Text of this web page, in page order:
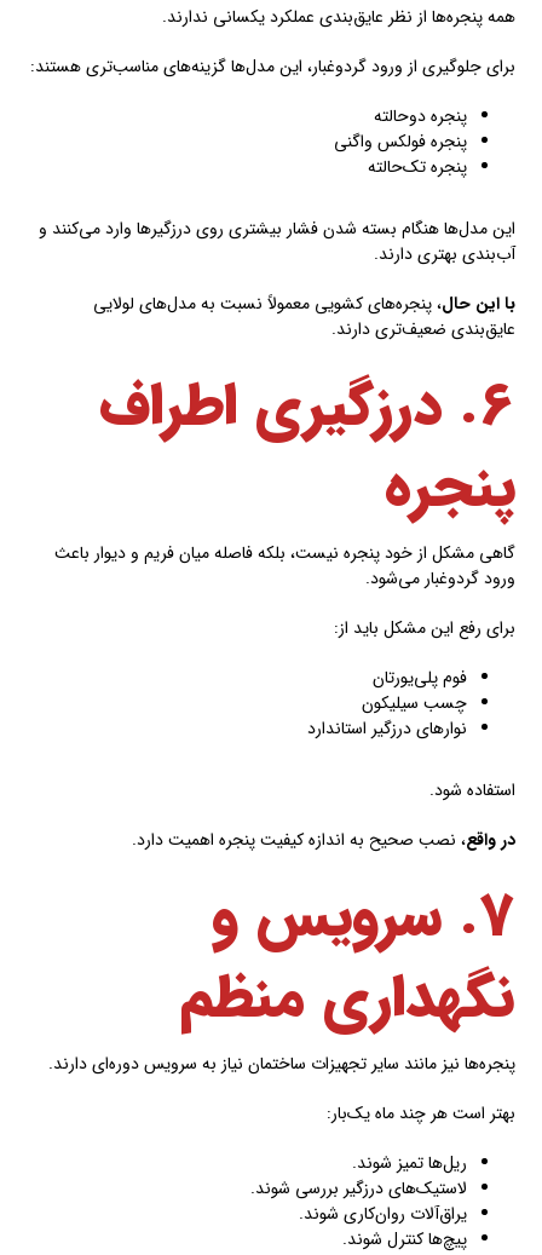
همه پنجره‌ها از نظر عایق‌بندی عملکرد یکسانی ندارند.
برای جلوگیری از ورود گردوغبار، این مدل‌ها گزینه‌های مناسب‌تری هستند:
پنجره دوحالته
پنجره فولکس واگنی
پنجره تک‌حالته
این مدل‌ها هنگام بسته شدن فشار بیشتری روی درزگیرها وارد می‌کنند و
آب‌بندی بهتری دارند.
با این حال، پنجره‌های کشویی معمولاً نسبت به مدل‌های لولایی
عایق‌بندی ضعیف‌تری دارند.
۶. درزگیری اطراف
پنجره
گاهی مشکل از خود پنجره نیست، بلکه فاصله میان فریم و دیوار باعث
ورود گردوغبار می‌شود.
برای رفع این مشکل باید از:
فوم پلی‌یورتان
چسب سیلیکون
نوارهای درزگیر استاندارد
استفاده شود.
در واقع، نصب صحیح به اندازه کیفیت پنجره اهمیت دارد.
۷. سرویس و
نگهداری منظم
پنجره‌ها نیز مانند سایر تجهیزات ساختمان نیاز به سرویس دوره‌ای دارند.
بهتر است هر چند ماه یک‌بار:
ریل‌ها تمیز شوند.
لاستیک‌های درزگیر بررسی شوند.
یراق‌آلات روان‌کاری شوند.
پیچ‌ها کنترل شوند.